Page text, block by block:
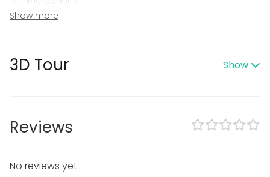
Wi-Fi
Wheelchair accessible
Framework agreement with the State Trading Centre
Whiteboard / Flip chart
Party
Show more
3D Tour Show
Reviews
No reviews yet.